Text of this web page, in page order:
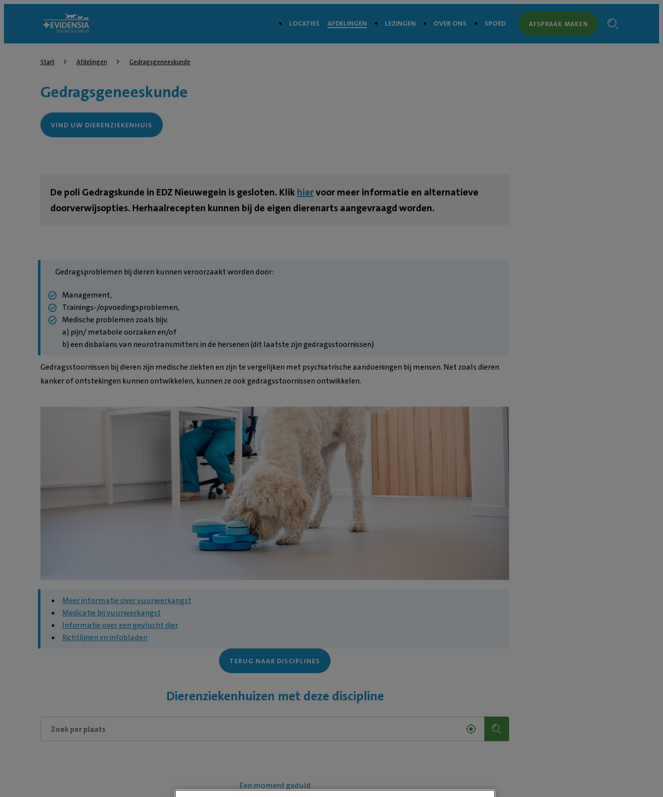
LOCATIES AFDELINGEN LEZINGEN OVER ONS SPOED AFSPRAAK MAKEN
Start Afdelingen Gedragsgeneeskunde
Gedragsgeneeskunde
VIND UW DIERENZIEKENHUIS
De poli Gedragskunde in EDZ Nieuwegein is gesloten. Klikhiervoor meer informatie en alternatieve
doorverwijsopties. Herhaalrecepten kunnen bij de eigen dierenarts aangevraagd worden.
Gedragsproblemen bij dieren kunnen veroorzaakt worden door:
Management,
Trainings-/opvoedingsproblemen,
Medische problemen zoals bijv.
a) pijn/ metabole oorzaken en/of
b) een disbalans van neurotransmitters in de hersenen (dit laatste zijn gedragsstoornissen)
Gedragsstoornissen bij dieren zijn medische ziekten en zijn te vergelijken met psychiatrische aandoeningen bij mensen. Net zoals dieren
kanker of ontstekingen kunnen ontwikkelen, kunnen ze ook gedragsstoornissen ontwikkelen.
Meer informatie over vuurwerkangst
Medicatie bij vuurwerkangst
Informatie over een gevlucht dier
Richtlijnen en infobladen
TERUG NAAR DISCIPLINES
Dierenziekenhuizen met deze discipline
Een moment geduld